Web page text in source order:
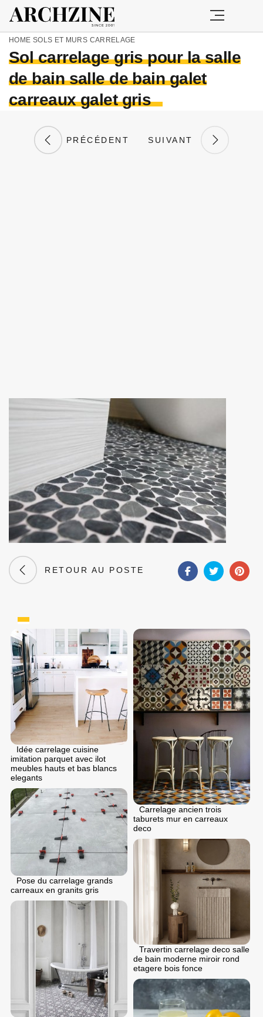
HOME SOLS ET MURS CARRELAGE
Sol carrelage gris pour la salle
de bain salle de bain galet
carreaux galet gris
PRÉCÉDENT SUIVANT
RETOUR AU POSTE
Idée carrelage cuisine
imitation parquet avec ilot
meubles hauts et bas blancs
elegants
Carrelage ancien trois
taburets mur en carreaux
deco
Pose du carrelage grands
carreaux en granits gris
Travertin carrelage deco salle
de bain moderne miroir rond
etagere bois fonce